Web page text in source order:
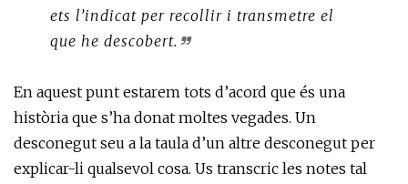
ets l’indicat per recollir i transmetre el
que he descobert.
En aquest punt estarem tots d’acord que és una
història que s’ha donat moltes vegades. Un
desconegut seu a la taula d’un altre desconegut per
explicar-li qualsevol cosa. Us transcric les notes tal